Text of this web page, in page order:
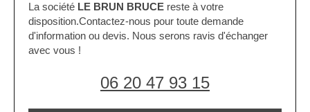
La société LE BRUN BRUCE reste à votre
disposition.Contactez-nous pour toute demande
d'information ou devis. Nous serons ravis d'échanger
avec vous !
06 20 47 93 15